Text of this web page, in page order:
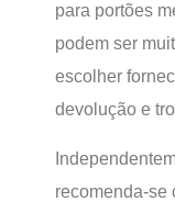
para portões
podem ser
escolher
devolução e
recomenda-se